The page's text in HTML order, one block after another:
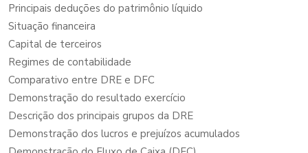
Principais deduções do patrimônio líquido
Situação financeira
Capital de terceiros
Regimes de contabilidade
Comparativo entre DRE e DFC
Demonstração do resultado exercício
Descrição dos principais grupos da DRE
Demonstração dos lucros e prejuízos acumulados